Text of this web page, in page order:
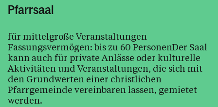
Pfarrblatt
Eintritt
Kalender
Pfarrsaal
für mittelgroße Veranstaltungen
Fassungsvermögen: bis zu 60 PersonenDer Saal
kann auch für private Anlässe oder kulturelle
Aktivitäten und Veranstaltungen, die sich mit
den Grundwerten einer christlichen
Pfarrgemeinde vereinbaren lassen, gemietet
werden.